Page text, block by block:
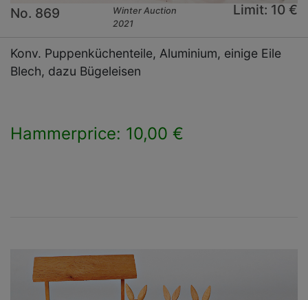
No. 869
Winter Auction
2021
Limit: 10 €
Konv. Puppenküchenteile, Aluminium, einige Eile
Blech, dazu Bügeleisen
Hammerprice: 10,00 €